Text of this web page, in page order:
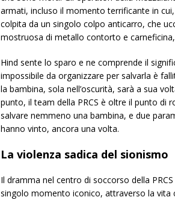
armati, incluso il momento terrificante in
colpita da un singolo colpo anticarro, che
mostruosa di metallo contorto e
Hind sente lo sparo e ne comprende il
impossibile da organizzare per salvarla è
la bambina, sola nell’oscurità, sarà a sua
punto, il team della PRCS è oltre il punto di
salvare nemmeno una bambina, e due
hanno vinto, ancora una volta.
La violenza sadica del sionismo
Il dramma nel centro di soccorso della
singolo momento iconico, attraverso la vita